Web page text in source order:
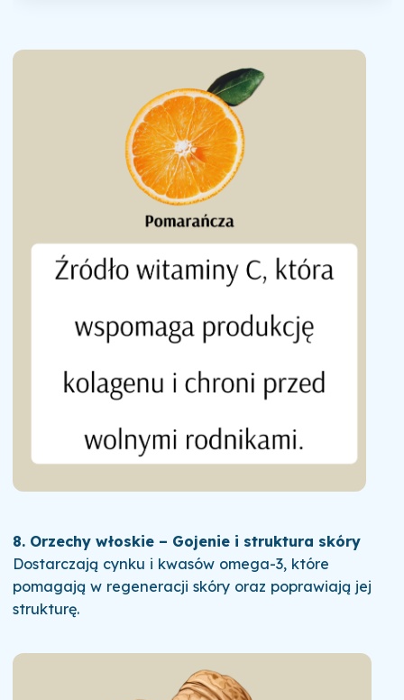
8. Orzechy włoskie – Gojenie i struktura skóry
Dostarczają cynku i kwasów omega-3, które
pomagają w regeneracji skóry oraz poprawiają jej
strukturę.